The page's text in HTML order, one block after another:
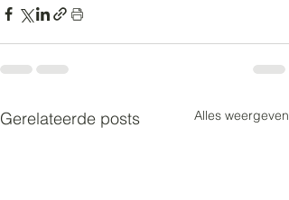
Gerelateerde posts Alles weergeven